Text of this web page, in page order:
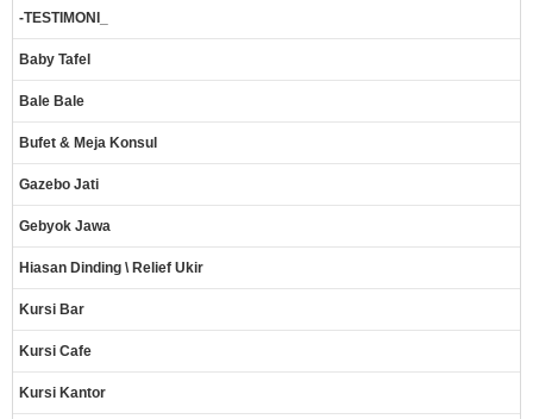
-TESTIMONI_
Baby Tafel
Bale Bale
Bufet & Meja Konsul
Gazebo Jati
Gebyok Jawa
Hiasan Dinding \ Relief Ukir
Kursi Bar
Kursi Cafe
Kursi Kantor